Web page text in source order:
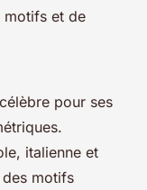
motifs et de
pour ses
italienne et
motifs